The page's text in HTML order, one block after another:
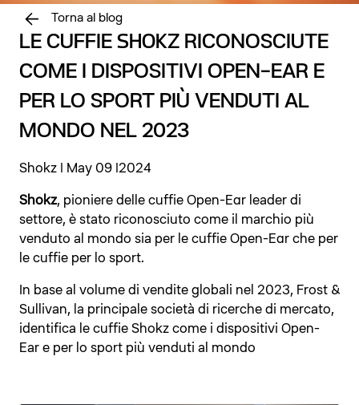
Torna al blog
LE CUFFIE SHOKZ RICONOSCIUTE
COME I DISPOSITIVI OPEN-EAR E
PER LO SPORT PIÙ VENDUTI AL
MONDO NEL 2023
Shokz | May 09 |2024
Shokz, pioniere delle cuffie Open-Ear leader di
settore, è stato riconosciuto come il marchio più
venduto al mondo sia per le cuffie Open-Ear che per
le cuffie per lo sport.
In base al volume di vendite globali nel 2023, Frost &
Sullivan, la principale società di ricerche di mercato,
identifica le cuffie Shokz come i dispositivi Open-
Ear e per lo sport più venduti al mondo